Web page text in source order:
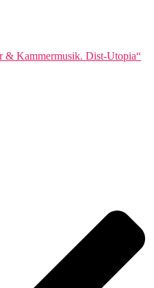
& Kammermusik. Dist-Utopia“